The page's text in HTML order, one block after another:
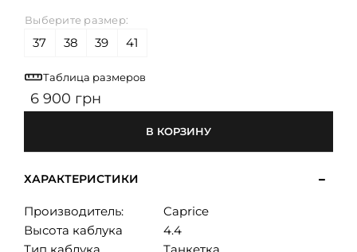
Выберите размер:
37 38 39 41
Таблица размеров
6 900 грн
В КОРЗИНУ
ХАРАКТЕРИСТИКИ
Производитель:
Caprice
Высота каблука
4.4